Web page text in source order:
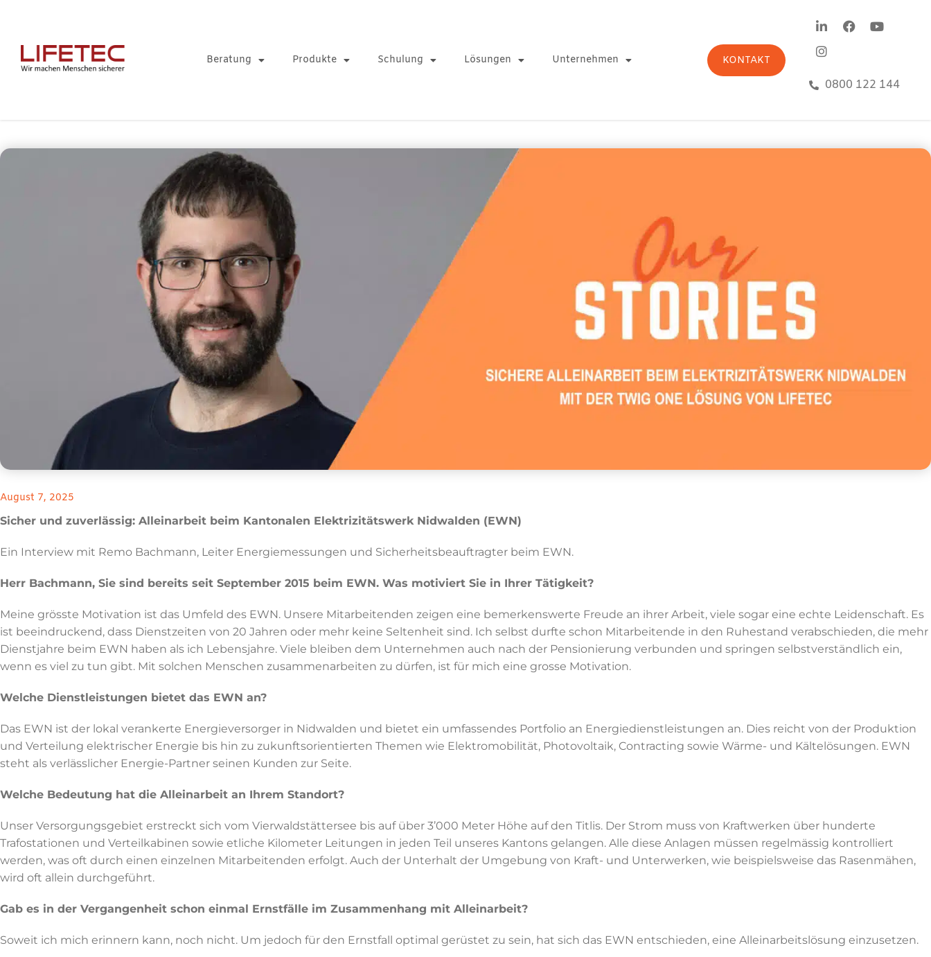
Beratung Produkte Schulung Lösungen Unternehmen KONTAKT
0800 122 144
August 7, 2025
Sicher und zuverlässig: Alleinarbeit beim Kantonalen Elektrizitätswerk Nidwalden (EWN)
Ein Interview mit Remo Bachmann, Leiter Energiemessungen und Sicherheitsbeauftragter beim EWN.
Herr Bachmann, Sie sind bereits seit September 2015 beim EWN. Was motiviert Sie in Ihrer Tätigkeit?
Meine grösste Motivation ist das Umfeld des EWN. Unsere Mitarbeitenden zeigen eine bemerkenswerte Freude an ihrer Arbeit, viele sogar eine echte Leidenschaft. Es
ist beeindruckend, dass Dienstzeiten von 20 Jahren oder mehr keine Seltenheit sind. Ich selbst durfte schon Mitarbeitende in den Ruhestand verabschieden, die mehr
Dienstjahre beim EWN haben als ich Lebensjahre. Viele bleiben dem Unternehmen auch nach der Pensionierung verbunden und springen selbstverständlich ein,
wenn es viel zu tun gibt. Mit solchen Menschen zusammenarbeiten zu dürfen, ist für mich eine grosse Motivation.
Welche Dienstleistungen bietet das EWN an?
Das EWN ist der lokal verankerte Energieversorger in Nidwalden und bietet ein umfassendes Portfolio an Energiedienstleistungen an. Dies reicht von der Produktion
und Verteilung elektrischer Energie bis hin zu zukunftsorientierten Themen wie Elektromobilität, Photovoltaik, Contracting sowie Wärme- und Kältelösungen. EWN
steht als verlässlicher Energie-Partner seinen Kunden zur Seite.
Welche Bedeutung hat die Alleinarbeit an Ihrem Standort?
Unser Versorgungsgebiet erstreckt sich vom Vierwaldstättersee bis auf über 3’000 Meter Höhe auf den Titlis. Der Strom muss von Kraftwerken über hunderte
Trafostationen und Verteilkabinen sowie etliche Kilometer Leitungen in jeden Teil unseres Kantons gelangen. Alle diese Anlagen müssen regelmässig kontrolliert
werden, was oft durch einen einzelnen Mitarbeitenden erfolgt. Auch der Unterhalt der Umgebung von Kraft- und Unterwerken, wie beispielsweise das Rasenmähen,
wird oft allein durchgeführt.
Gab es in der Vergangenheit schon einmal Ernstfälle im Zusammenhang mit Alleinarbeit?
Soweit ich mich erinnern kann, noch nicht. Um jedoch für den Ernstfall optimal gerüstet zu sein, hat sich das EWN entschieden, eine Alleinarbeitslösung einzusetzen.